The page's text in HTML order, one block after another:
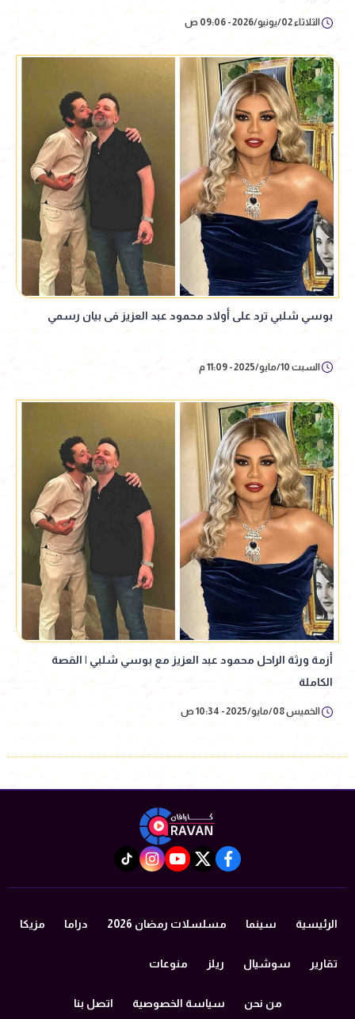
الثلاثاء 02/يونيو/2026 - 09:06 ص
بوسي شلبي ترد على أولاد محمود عبد العزيز فى بيان رسمي
السبت 10/مايو/2025 - 11:09 م
أزمة ورثة الراحل محمود عبد العزيز مع بوسي شلبي | القصة
الكاملة
الخميس 08/مايو/2025 - 10:34 ص
facebook
twitter
youtube
instagram
tiktok
الرئيسية سينما مسلسلات رمضان 2026 دراما مزيكا
تقارير سوشيال ريلز منوعات
من نحن سياسة الخصوصية اتصل بنا